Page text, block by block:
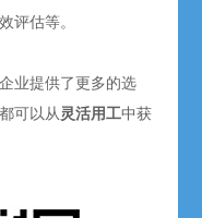
评估等。
业提供了更多的选
可以从灵活用工中获